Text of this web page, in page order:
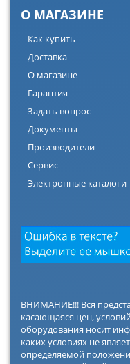
О МАГАЗИНЕ
Как купить
Доставка
О магазине
Гарантия
Задать вопрос
Документы
Производители
Сервис
Электронные каталоги
ВНИМАНИЕ!!! Вся
касающаяся цен,
оборудования носит
каких условиях не
определяемой